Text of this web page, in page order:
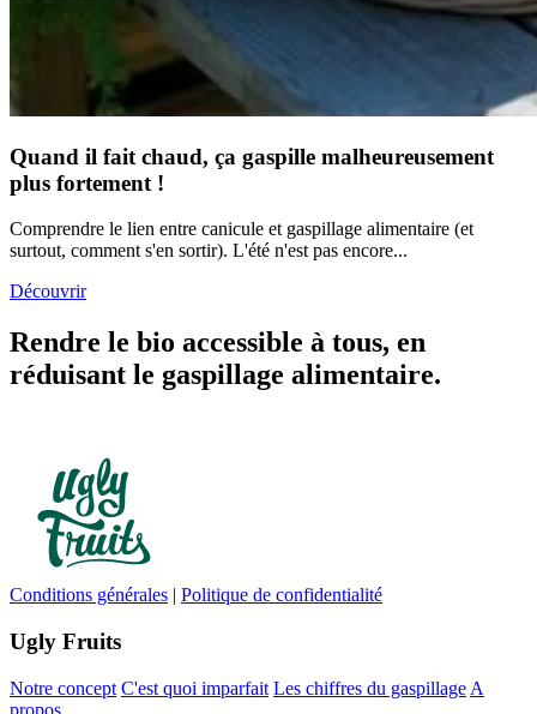
Quand il fait chaud, ça gaspille malheureusement
plus fortement !
Comprendre le lien entre canicule et gaspillage alimentaire (et
surtout, comment s'en sortir). L'été n'est pas encore...
Découvrir
Rendre le bio accessible à tous, en
réduisant le gaspillage alimentaire.
Conditions générales | Politique de confidentialité
Ugly Fruits
Notre concept C'est quoi imparfait Les chiffres du gaspillage A
propos